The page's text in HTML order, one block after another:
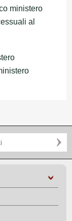
ministero
al